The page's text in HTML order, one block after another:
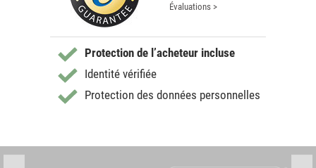
Évaluations >
Protection de l’acheteur incluse
Identité vérifiée
Protection des données personnelles